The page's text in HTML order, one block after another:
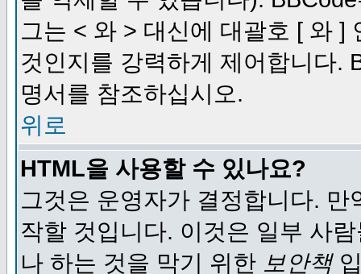
그는 < 와 > 대신에 대괄호 [ 와 ]
것인지를 강력하게 제어합니다.
명서를 참조하십시오.
위로
HTML을 사용할 수 있나요?
그것은 운영자가 결정합니다.
작할 것입니다. 이것은 일부 사
나 하는 것을 막기 위한 보안책